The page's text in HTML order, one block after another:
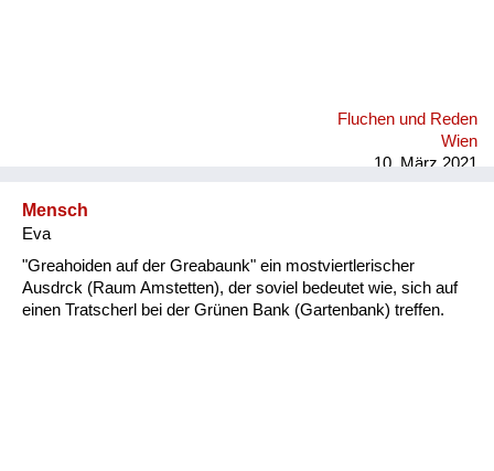
Fluchen und Reden
Wien
10. März 2021
Mensch
Eva
"Greahoiden auf der Greabaunk" ein mostviertlerischer
Ausdrck (Raum Amstetten), der soviel bedeutet wie, sich auf
einen Tratscherl bei der Grünen Bank (Gartenbank) treffen.